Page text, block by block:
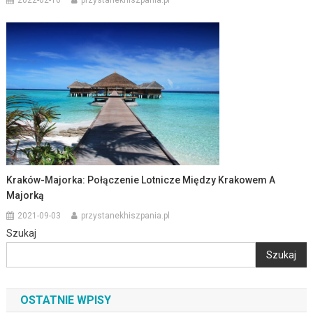
Kraków-Majorka: Połączenie Lotnicze Między Krakowem A
Majorką
2021-09-03 przystanekhiszpania.pl
Szukaj
Szukaj
OSTATNIE WPISY